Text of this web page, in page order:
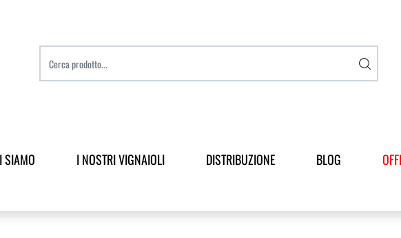
SIAMO I NOSTRI VIGNAIOLI DISTRIBUZIONE BLOG